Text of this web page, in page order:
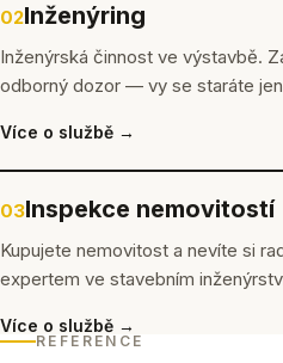
02Inženýring
Inženýrská činnost ve výstavbě.
odborný dozor — vy se staráte
Více o službě →
03Inspekce nemovitostí
Kupujete nemovitost a nevíte si
expertem ve stavebním
Více o službě →
REFERENCE